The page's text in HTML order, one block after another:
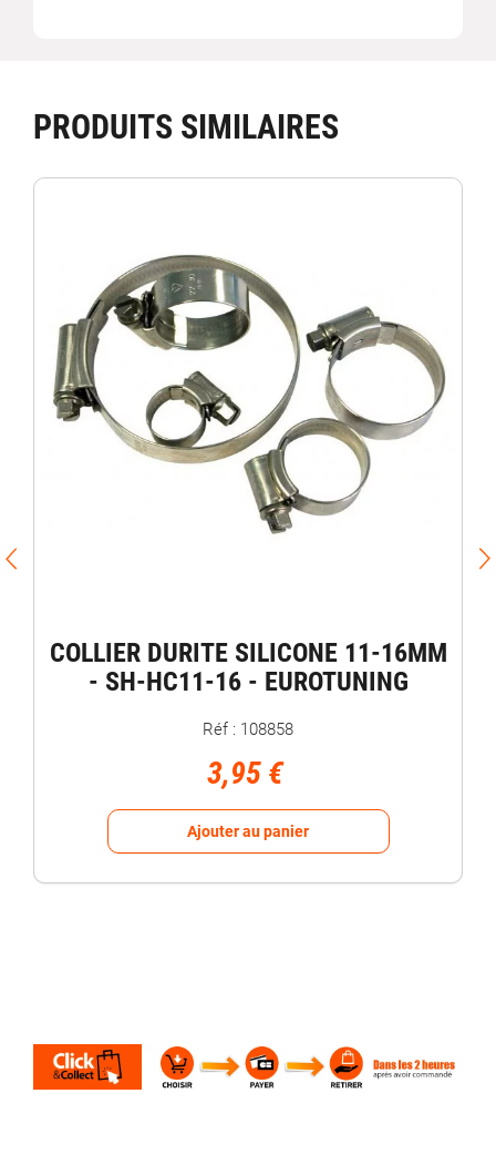
PRODUITS SIMILAIRES
COLLIER DURITE SILICONE 11-16MM
- SH-HC11-16 - EUROTUNING
Réf : 108858
3,95 €
Ajouter au panier